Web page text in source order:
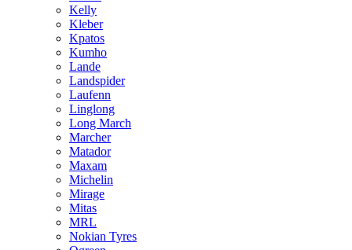
Kelly
Kleber
Kpatos
Kumho
Lande
Landspider
Laufenn
Linglong
Long March
Marcher
Matador
Maxam
Michelin
Mirage
Mitas
MRL
Nokian Tyres